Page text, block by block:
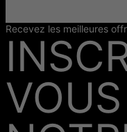
Recevez les meilleures